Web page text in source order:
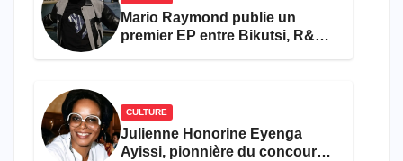
Mario Raymond publie un
premier EP entre Bikutsi, R&B
CULTURE
Julienne Honorine Eyenga
Ayissi, pionnière du concours